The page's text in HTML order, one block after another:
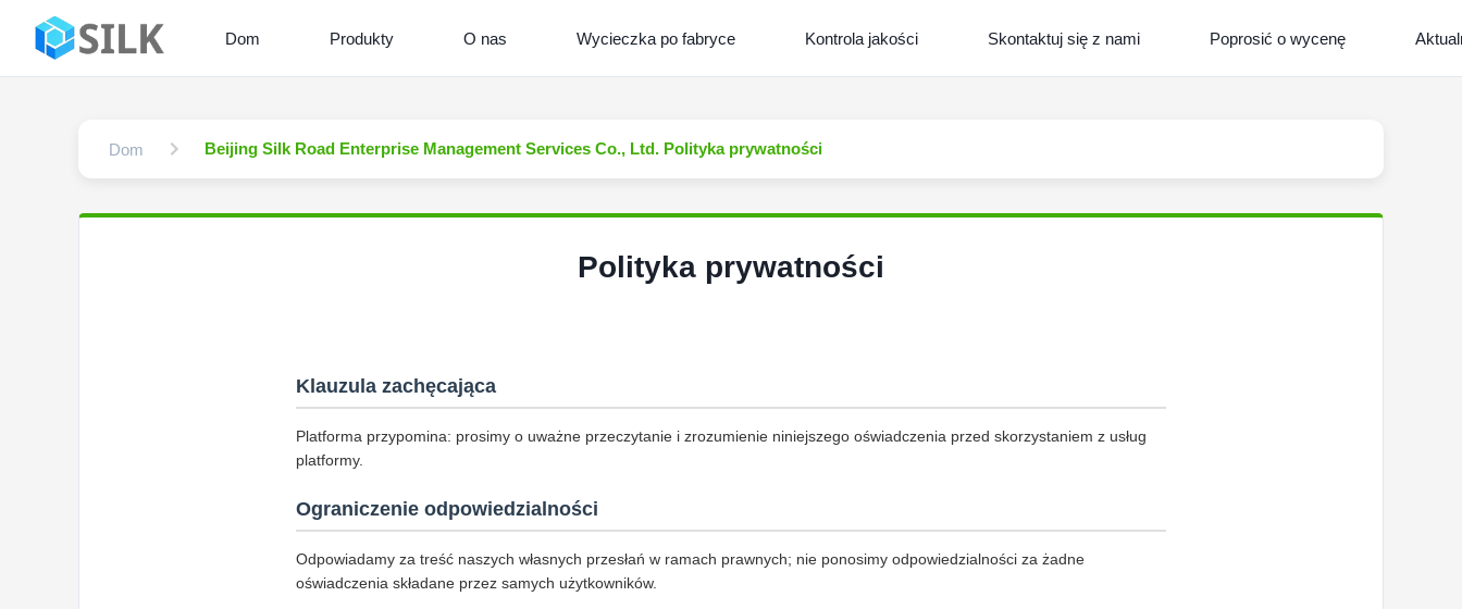
Dom Produkty O nas Wycieczka po fabryce Kontrola jakości Skontaktuj się z nami Poprosić o wycenę
Dom Beijing Silk Road Enterprise Management Services Co., Ltd. Polityka prywatności
Polityka prywatności
Klauzula zachęcająca
Platforma przypomina: prosimy o uważne przeczytanie i zrozumienie niniejszego oświadczenia przed skorzystaniem z usług
platformy.
Ograniczenie odpowiedzialności
Odpowiadamy za treść naszych własnych przesłań w ramach prawnych; nie ponosimy odpowiedzialności za żadne
oświadczenia składane przez samych użytkowników.